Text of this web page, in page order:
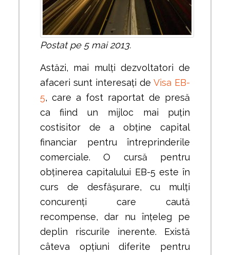
Postat pe 5 mai 2013.
Astăzi, mai mulți dezvoltatori de
afaceri sunt interesați deVisa EB-
5, care a fost raportat de presă
ca fiind un mijloc mai puțin
costisitor de a obține capital
financiar pentru întreprinderile
comerciale. O cursă pentru
obținerea capitalului EB-5 este în
curs de desfășurare, cu mulți
concurenți care caută
recompense, dar nu înțeleg pe
deplin riscurile inerente. Există
câteva opțiuni diferite pentru